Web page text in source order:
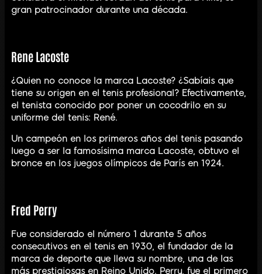
gran patrocinador durante una década.
Rene Lacoste
¿Quien no conoce la marca Lacoste? ¿Sabíais que
tiene su origen en el tenis profesional? Efectivamente,
el tenista conocido por poner un cocodrilo en su
uniforme del tenis: René.
Un campeón en los primeros años del tenis pasando
luego a ser la famosísima marca Lacoste, obtuvo el
bronce en los juegos olímpicos de París en 1924.
Fred Perry
Fue considerado el número 1 durante 5 años
consecutivos en el tenis en 1930, el fundador de la
marca de deporte que lleva su nombre, una de las
más prestigiosas en Reino Unido. Perry, fue el primero